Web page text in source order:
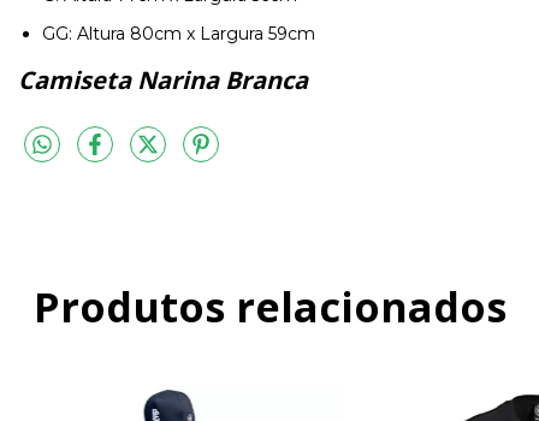
GG: Altura 80cm x Largura 59cm
Camiseta Narina Branca
Produtos relacionados